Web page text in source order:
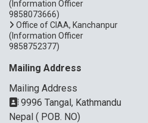
(Information Officer
9858073666)
Office of CIAA, Kanchanpur
(Information Officer
9858752377)
Mailing Address
Mailing Address
9996 Tangal, Kathmandu
Nepal ( POB. NO)